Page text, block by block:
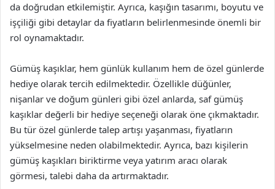
da doğrudan etkilemiştir. Ayrıca, kaşığın tasarımı, boyutu ve
işçiliği gibi detaylar da fiyatların belirlenmesinde önemli bir
rol oynamaktadır.
Gümüş kaşıklar, hem günlük kullanım hem de özel günlerde
hediye olarak tercih edilmektedir. Özellikle düğünler,
nişanlar ve doğum günleri gibi özel anlarda, saf gümüş
kaşıklar değerli bir hediye seçeneği olarak öne çıkmaktadır.
Bu tür özel günlerde talep artışı yaşanması, fiyatların
yükselmesine neden olabilmektedir. Ayrıca, bazı kişilerin
gümüş kaşıkları biriktirme veya yatırım aracı olarak
görmesi, talebi daha da artırmaktadır.